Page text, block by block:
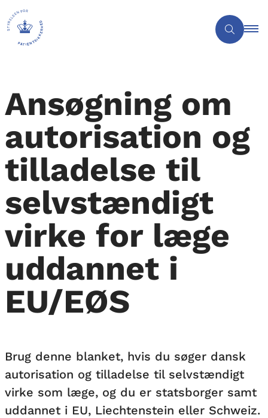
Ansøgning om
autorisation og
tilladelse til
selvstændigt
virke for læge
uddannet i
EU/EØS
Brug denne blanket, hvis du søger dansk
autorisation og tilladelse til selvstændigt
virke som læge, og du er statsborger samt
uddannet i EU, Liechtenstein eller Schweiz.